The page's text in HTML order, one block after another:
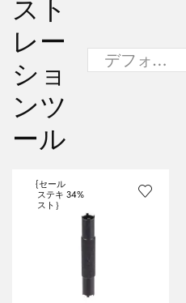
スト
レー
ショ
ンツ
ール
{セール
ステキ
スト｝
34%